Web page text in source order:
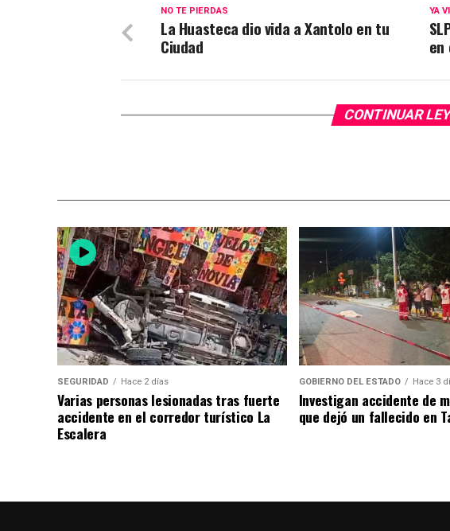
YA
en
NO TE PIERDAS
La Huasteca dio vida a Xantolo en tu
Ciudad
CONTINUAR
SEGURIDAD Hace 2 días
Varias personas lesionadas tras fuerte
accidente en el corredor turístico La
Escalera
GOBIERNO DEL ESTADO Hace 3
Investigan accidente de
que dejó un fallecido en